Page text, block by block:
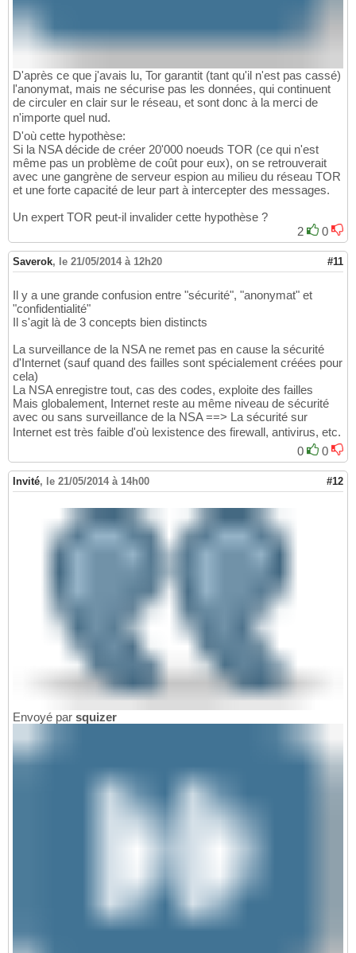
D'après ce que j'avais lu, Tor garantit (tant qu'il n'est pas cassé)
l'anonymat, mais ne sécurise pas les données, qui continuent
de circuler en clair sur le réseau, et sont donc à la merci de
n'importe quel nud.
D'où cette hypothèse:
Si la NSA décide de créer 20'000 noeuds TOR (ce qui n'est
même pas un problème de coût pour eux), on se retrouverait
avec une gangrène de serveur espion au milieu du réseau TOR
et une forte capacité de leur part à intercepter des messages.
Un expert TOR peut-il invalider cette hypothèse ?
2
0
Saverok, le 21/05/2014 à 12h20 #11
Il y a une grande confusion entre "sécurité", "anonymat" et
"confidentialité"
Il s'agit là de 3 concepts bien distincts
La surveillance de la NSA ne remet pas en cause la sécurité
d'Internet (sauf quand des failles sont spécialement créées pour
cela)
La NSA enregistre tout, cas des codes, exploite des failles
Mais globalement, Internet reste au même niveau de sécurité
avec ou sans surveillance de la NSA ==> La sécurité sur
Internet est très faible d'où lexistence des firewall, antivirus, etc.
0
0
Invité, le 21/05/2014 à 14h00 #12
Envoyé par squizer